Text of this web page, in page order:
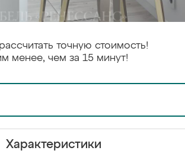
точную стоимость!
менее, чем за 15 минут!
Характеристики